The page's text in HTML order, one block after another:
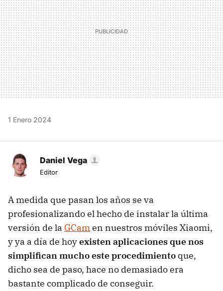
1 Enero 2024
Daniel Vega
Editor
A medida que pasan los años se va
profesionalizando el hecho de instalar la última
versión de la GCamen nuestros móviles Xiaomi,
y ya a día de hoyexisten aplicaciones que nos
simplifican mucho este procedimiento que,
dicho sea de paso, hace no demasiado era
bastante complicado de conseguir.